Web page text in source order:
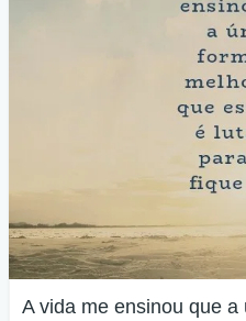
A vida me ensinou que